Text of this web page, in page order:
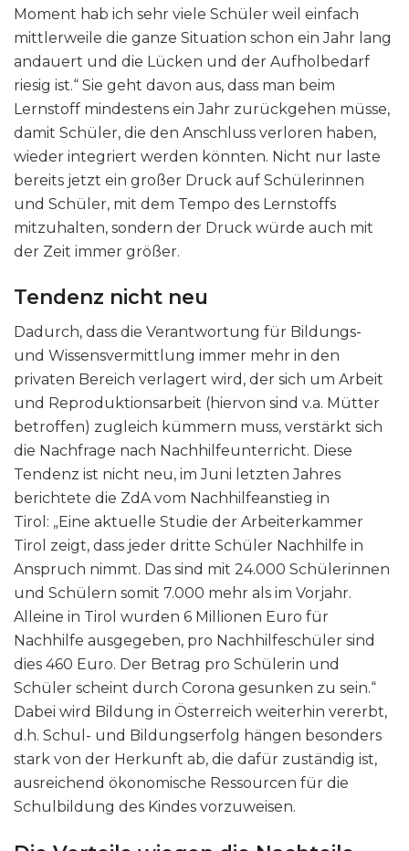
Moment hab ich sehr viele Schüler weil einfach
mittlerweile die ganze Situation schon ein Jahr lang
andauert und die Lücken und der Aufholbedarf
riesig ist.“ Sie geht davon aus, dass man beim
Lernstoff mindestens ein Jahr zurückgehen müsse,
damit Schüler, die den Anschluss verloren haben,
wieder integriert werden könnten. Nicht nur laste
bereits jetzt ein großer Druck auf Schülerinnen
und Schüler, mit dem Tempo des Lernstoffs
mitzuhalten, sondern der Druck würde auch mit
der Zeit immer größer.
Tendenz nicht neu
Dadurch, dass die Verantwortung für Bildungs-
und Wissensvermittlung immer mehr in den
privaten Bereich verlagert wird, der sich um Arbeit
und Reproduktionsarbeit (hiervon sind v.a. Mütter
betroffen) zugleich kümmern muss, verstärkt sich
die Nachfrage nach Nachhilfeunterricht. Diese
Tendenz ist nicht neu, im Juni letzten Jahres
berichtete die ZdA vom Nachhilfeanstieg in
Tirol: „Eine aktuelle Studie der Arbeiterkammer
Tirol zeigt, dass jeder dritte Schüler Nachhilfe in
Anspruch nimmt. Das sind mit 24.000 Schülerinnen
und Schülern somit 7.000 mehr als im Vorjahr.
Alleine in Tirol wurden 6 Millionen Euro für
Nachhilfe ausgegeben, pro Nachhilfeschüler sind
dies 460 Euro. Der Betrag pro Schülerin und
Schüler scheint durch Corona gesunken zu sein.“
Dabei wird Bildung in Österreich weiterhin vererbt,
d.h. Schul- und Bildungserfolg hängen besonders
stark von der Herkunft ab, die dafür zuständig ist,
ausreichend ökonomische Ressourcen für die
Schulbildung des Kindes vorzuweisen.